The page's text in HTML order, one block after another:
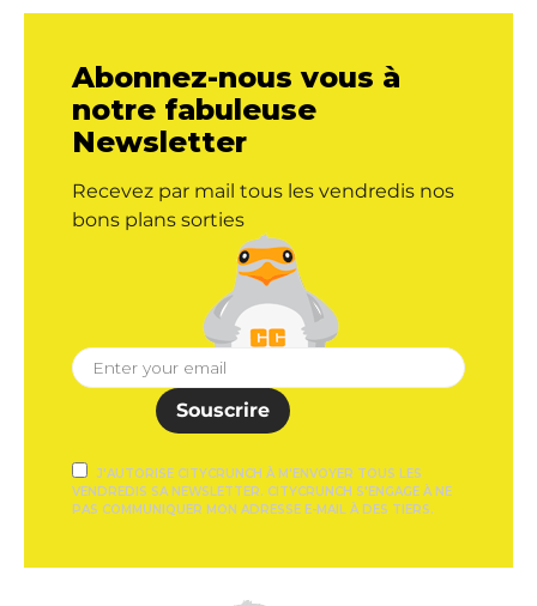
Abonnez-nous vous à
notre fabuleuse
Newsletter
Recevez par mail tous les vendredis nos
bons plans sorties
Souscrire
J'AUTORISE CITYCRUNCH À M'ENVOYER TOUS LES
VENDREDIS SA NEWSLETTER. CITYCRUNCH S'ENGAGE À NE
PAS COMMUNIQUER MON ADRESSE E-MAIL À DES TIERS.